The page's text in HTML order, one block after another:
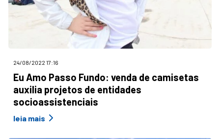
24/08/2022 17:16
Eu Amo Passo Fundo: venda de camisetas
auxilia projetos de entidades
socioassistenciais
leia mais